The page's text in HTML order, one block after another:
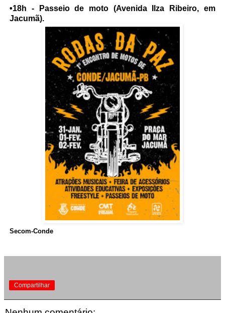
•18h - Passeio de moto (Avenida Ilza Ribeiro, em
Jacumã).
Secom-Conde
Compartilhar